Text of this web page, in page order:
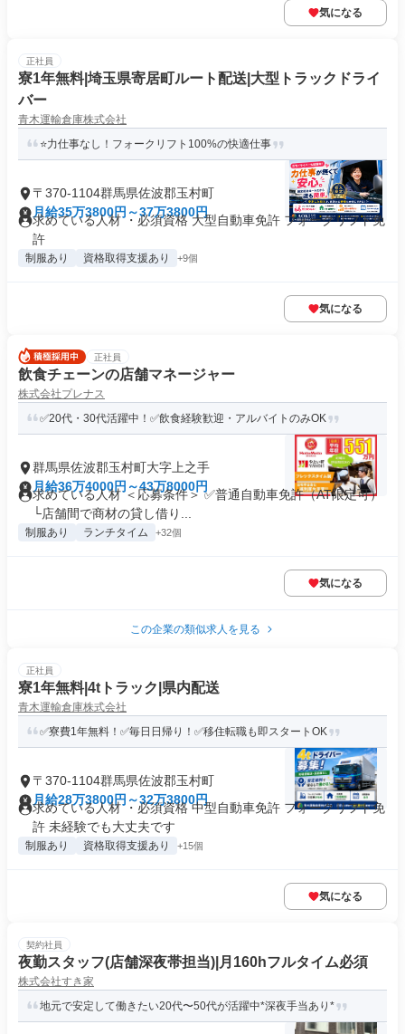
気になる
正社員
寮1年無料|埼玉県寄居町ルート配送|大型トラックドライ
バー
青木運輸倉庫株式会社
⭐️力仕事なし！フォークリフト100%の快適仕事
〒370-1104群馬県佐波郡玉村町
月給35万3800円～37万3800円
求めている人材 ・必須資格 大型自動車免許 フォークリフト免
許
制服あり 資格取得支援あり +9個
気になる
正社員
飲食チェーンの店舗マネージャー
株式会社プレナス
✅20代・30代活躍中！✅飲食経験歓迎・アルバイトのみOK
群馬県佐波郡玉村町大字上之手
月給36万4000円～43万8000円
求めている人材 ＜応募条件＞ ✅普通自動車免許（AT限定可）
└店舗間で商材の貸し借り...
制服あり ランチタイム +32個
気になる
この企業の類似求人を見る
正社員
寮1年無料|4tトラック|県内配送
青木運輸倉庫株式会社
✅寮費1年無料！✅毎日日帰り！✅移住転職も即スタートOK
〒370-1104群馬県佐波郡玉村町
月給28万3800円～32万3800円
求めている人材 ・必須資格 中型自動車免許 フォークリフト免
許 未経験でも大丈夫です
制服あり 資格取得支援あり +15個
気になる
契約社員
夜勤スタッフ(店舗深夜帯担当)|月160hフルタイム必須
株式会社すき家
地元で安定して働きたい20代〜50代が活躍中*深夜手当あり*